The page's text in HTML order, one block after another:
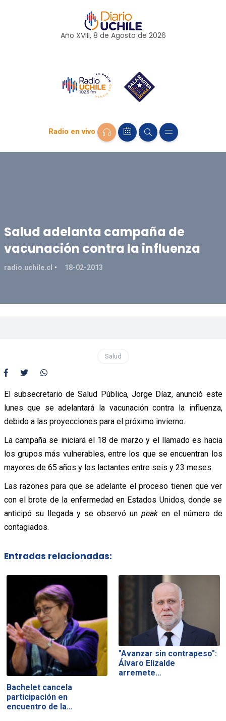
Año XVIII, 8 de Agosto de 2026
Radio en vivo
Salud adelanta campaña de
vacunación contra la influenza
radio.uchile.cl 18-02-2013
Salud
El subsecretario de Salud Pública, Jorge Díaz, anunció este
lunes que se adelantará la vacunación contra la influenza,
debido a las proyecciones para el próximo invierno.
La campaña se iniciará el 18 de marzo y el llamado es hacia
los grupos más vulnerables, entre los que se encuentran los
mayores de 65 años y los lactantes entre seis y 23 meses.
Las razones para que se adelante el proceso tienen que ver
con el brote de la enfermedad en Estados Unidos, donde se
anticipó su llegada y se observó un peaken el número de
contagiados.
Entradas relacionadas:
Bachelet cancela
participación en
encuentro de la…
"Avanzar sin contrapeso":
Álvaro Elizalde
arremete…